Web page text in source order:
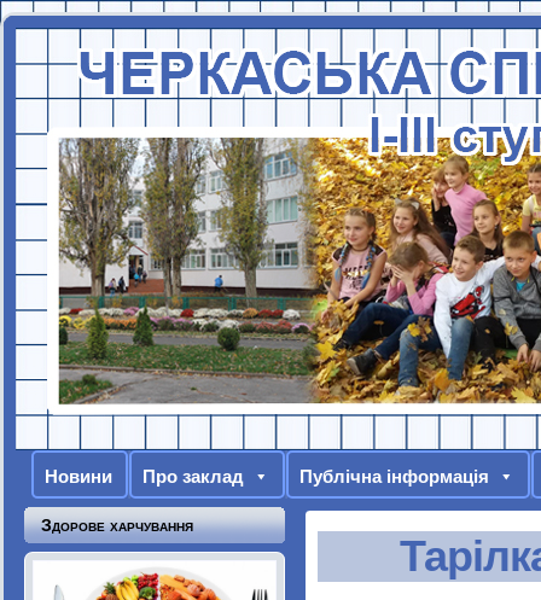
Новини Про заклад Публічна інформація
Здорове харчування